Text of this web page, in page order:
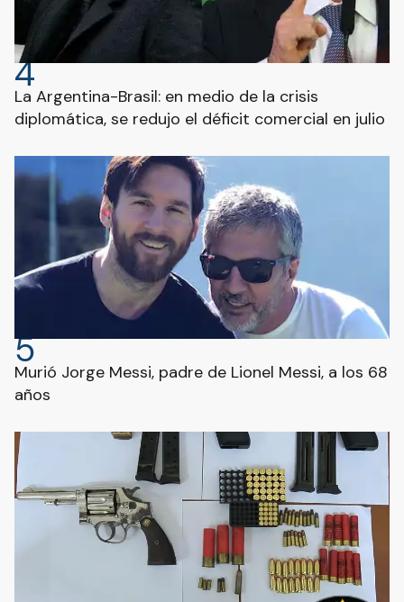
4
La Argentina-Brasil: en medio de la crisis
diplomática, se redujo el déficit comercial en julio
5
Murió Jorge Messi, padre de Lionel Messi, a los 68
años